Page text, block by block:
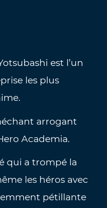
est l’un
les plus
arrogant
Academia.
qui a trompé la
les héros avec
pétillante